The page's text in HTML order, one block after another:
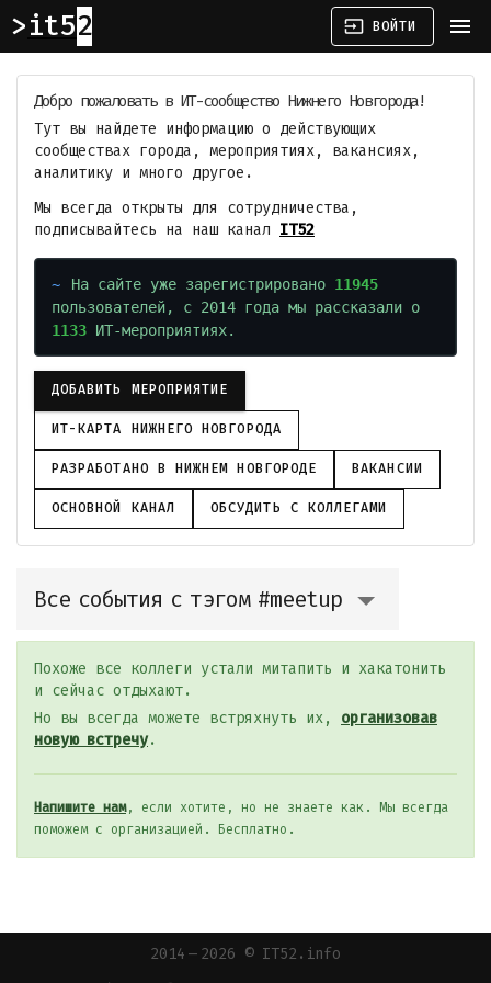
it52 input ВОЙТИ menu
Добро пожаловать в ИТ-сообщество Нижнего Новгорода!
Тут вы найдете информацию о действующих
сообществах города, мероприятиях, вакансиях,
аналитику и много другое.
Мы всегда открыты для сотрудничества,
подписывайтесь на наш канал IT52
На сайте уже зарегистрировано 11945
пользователей, с 2014 года мы рассказали о
1133 ИТ-мероприятиях.
ДОБАВИТЬ МЕРОПРИЯТИЕ
ИТ-КАРТА НИЖНЕГО НОВГОРОДА
РАЗРАБОТАНО В НИЖНЕМ НОВГОРОДЕ ВАКАНСИИ
ОСНОВНОЙ КАНАЛ ОБСУДИТЬ С КОЛЛЕГАМИ
Все события с тэгом #meetup
Похоже все коллеги устали митапить и хакатонить
и сейчас отдыхают.
Но вы всегда можете встряхнуть их, организовав
новую встречу.
Напишите нам, если хотите, но не знаете как. Мы всегда
поможем с организацией. Бесплатно.
2014 — 2026 © IT52.info